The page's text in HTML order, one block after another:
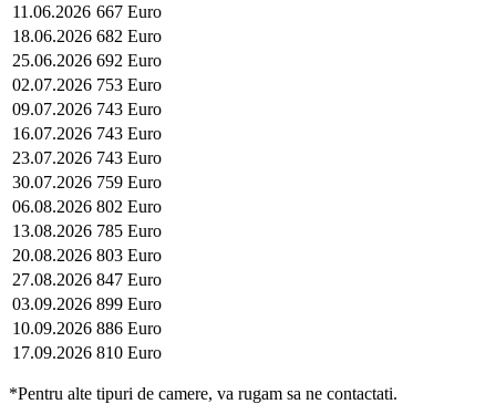
11.06.2026 667 Euro
18.06.2026 682 Euro
25.06.2026 692 Euro
02.07.2026 753 Euro
09.07.2026 743 Euro
16.07.2026 743 Euro
23.07.2026 743 Euro
30.07.2026 759 Euro
06.08.2026 802 Euro
13.08.2026 785 Euro
20.08.2026 803 Euro
27.08.2026 847 Euro
03.09.2026 899 Euro
10.09.2026 886 Euro
17.09.2026 810 Euro
*Pentru alte tipuri de camere, va rugam sa ne contactati.